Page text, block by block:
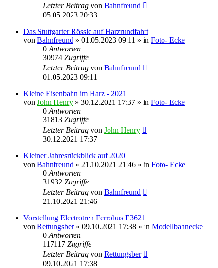
Letzter Beitrag von Bahnfreund
05.05.2023 20:33
Das Stuttgarter Rössle auf Harzrundfahrt
von Bahnfreund » 01.05.2023 09:11 » in Foto- Ecke
0 Antworten
30974 Zugriffe
Letzter Beitrag von Bahnfreund
01.05.2023 09:11
Kleine Eisenbahn im Harz - 2021
von John Henry » 30.12.2021 17:37 » in Foto- Ecke
0 Antworten
31813 Zugriffe
Letzter Beitrag von John Henry
30.12.2021 17:37
Kleiner Jahresrückblick auf 2020
von Bahnfreund » 21.10.2021 21:46 » in Foto- Ecke
0 Antworten
31932 Zugriffe
Letzter Beitrag von Bahnfreund
21.10.2021 21:46
Vorstellung Electrotren Ferrobus E3621
von Rettungsber» 09.10.2021 17:38 » in Modellbahnecke
0 Antworten
117117 Zugriffe
Letzter Beitrag von Rettungsber
09.10.2021 17:38